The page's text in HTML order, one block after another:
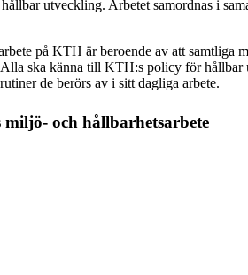
utveckling. Arbetet samordnas i
på KTH är beroende av att samtliga
Alla ska känna till KTH:s policy för hållbar
de berörs av i sitt dagliga arbete.
och hållbarhetsarbete